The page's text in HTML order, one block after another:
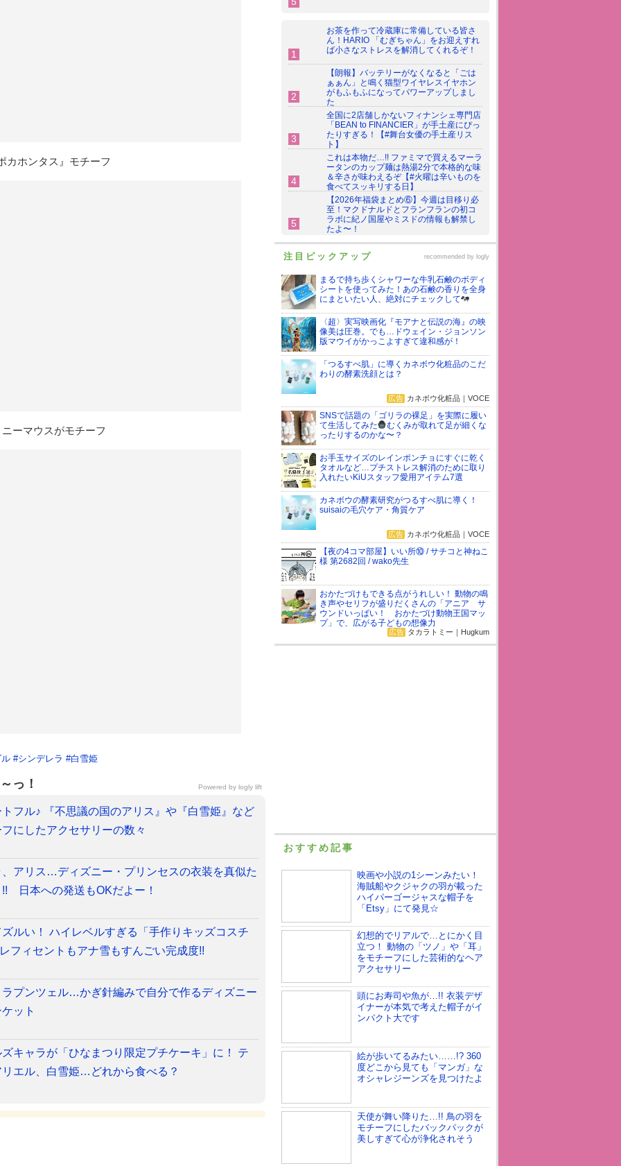
カホンタス』モチーフ
ーマウスがモチーフ
#シンデレラ #白雪姫
っ！
フル♪ 『不思議の国のアリス』や『白雪姫』など
にしたアクセサリーの数々
アリス…ディズニー・プリンセスの衣装を真似た
日本への発送もOKだよー！
ルい！ ハイレベルすぎる「手作りキッズコスチ
フィセントもアナ雪もすんごい完成度!!
プンツェル…かぎ針編みで自分で作るディズニー
ット
キャラが「ひなまつり限定プチケーキ」に！ テ
エル、白雪姫…どれから食べる？
Powered by logly lift
お茶を作って冷蔵庫に常備している皆さ
ん！HARIO 「むぎちゃん」をお迎えすれ
ば小さなストレスを解消してくれるぞ！
【朗報】バッテリーがなくなると「ごは
ぁぁん」と鳴く猫型ワイヤレスイヤホン
がもふもふになってパワーアップしまし
た
全国に2店舗しかないフィナンシェ専門店
「BEAN to FINANCIER」が手土産にぴっ
たりすぎる！【#舞台女優の手土産リス
ト】
これは本物だ…!! ファミマで買えるマーラ
ータンのカップ麺は熱湯2分で本格的な味
＆辛さが味わえるぞ【#火曜は辛いものを
食べてスッキリする日】
【2026年福袋まとめ⑥】今週は目移り必
至！マクドナルドとフランフランの初コ
ラボに紀ノ国屋やミスドの情報も解禁し
たよ〜！
注目ピックアップ
まるで持ち歩くシャワーな牛乳石鹸のボディ
シートを使ってみた！あの石鹸の香りを全身
にまといたい人、絶対にチェックして
〈超〉実写映画化『モアナと伝説の海』の映
像美は圧巻。でも…ドウェイン・ジョンソン
版マウイがかっこよすぎて違和感が！
「つるすべ肌」に導くカネボウ化粧品のこだ
わりの酵素洗顔とは？
広告カネボウ化粧品｜VOCE
SNSで話題の「ゴリラの裸足」を実際に履い
て生活してみた
むくみが取れて足が細くな
ったりするのかな〜？
お手玉サイズのレインポンチョにすぐに乾く
タオルなど…プチストレス解消のために取り
入れたいKiUスタッフ愛用アイテム7選
カネボウの酵素研究がつるすべ肌に導く！
suisaiの毛穴ケア・角質ケア
広告カネボウ化粧品｜VOCE
【夜の4コマ部屋】いい所⑩ / サチコと神ねこ
様 第2682回 / wako先生
おかたづけもできる点がうれしい！ 動物の鳴
き声やセリフが盛りだくさんの「アニア サ
ウンドいっぱい！ おかたづけ動物王国マッ
プ」で、広がる子どもの想像力
広告タカラトミー｜Hugkum
recommended by logly
おすすめ記事
映画や小説の1シーンみたい！
海賊船やクジャクの羽が載った
ハイパーゴージャスな帽子を
「Etsy」にて発見☆
幻想的でリアルで…とにかく目
立つ！ 動物の「ツノ」や「耳」
をモチーフにした芸術的なヘア
アクセサリー
頭にお寿司や魚が…!! 衣装デザ
イナーが本気で考えた帽子がイ
ンパクト大です
絵が歩いてるみたい……!? 360
度どこから見ても「マンガ」な
オシャレジーンズを見つけたよ
天使が舞い降りた…!! 鳥の羽を
モチーフにしたバックパックが
美しすぎて心が浄化されそう